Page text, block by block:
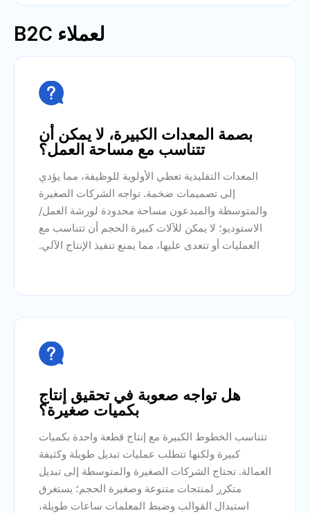
لعملاء B2C

بصمة المعدات الكبيرة، لا يمكن أن
تتناسب مع مساحة العمل؟
المعدات التقليدية تعطي الأولوية للوظيفة، مما يؤدي
إلى تصميمات ضخمة. تواجه الشركات الصغيرة
والمتوسطة والمبدعون مساحة محدودة لورشة العمل/
الاستوديو؛ لا يمكن للآلات كبيرة الحجم أن تتناسب مع
العمليات أو تتعدى عليها، مما يمنع تنفيذ الإنتاج الآلي.

هل تواجه صعوبة في تحقيق إنتاج
بكميات صغيرة؟
تتناسب الخطوط الكبيرة مع إنتاج قطعة واحدة بكميات
كبيرة ولكنها تتطلب عمليات تبديل طويلة وكثيفة
العمالة. تحتاج الشركات الصغيرة والمتوسطة إلى تبديل
متكرر لمنتجات متنوعة وصغيرة الحجم؛ يستغرق
استبدال القوالب وضبط المعلمات ساعات طويلة،